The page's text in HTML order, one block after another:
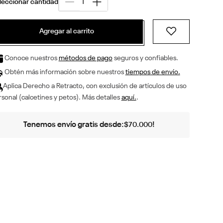
Agregar al carrito
Conoce nuestros métodos de pagoseguros y confiables.
Obtén más información sobre nuestros tiempos de envío.
Aplica Derecho a Retracto, con exclusión de artículos de uso
(calcetines y petos). Más detalles aquí..
Tenemos envío gratis desde:$70.000!